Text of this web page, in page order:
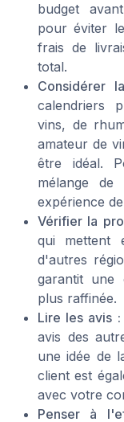
budget
pour éviter
frais de
total.
Considérer
calendriers
vins, de
amateur de
être idéal.
mélange
expérience
Vérifier la
qui mettent
d'autres
garantit une
plus raffinée.
Lire les avis :
avis des
une idée de
client est
avec votre
Penser à